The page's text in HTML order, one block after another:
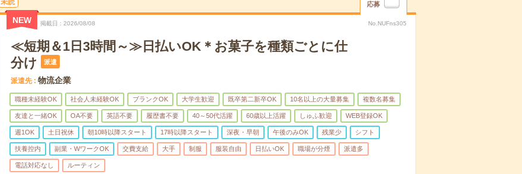
未読
応募
NEW 掲載日 2026/08/08 No.NUFns305
≪短期＆1日3時間～≫日払いOK＊お菓子を種類ごとに仕
分け
派遣
派遣先 物流企業
職種未経験OK 社会人未経験OK ブランクOK 大学生歓迎 既卒第二新卒OK 10名以上の大量募集 複数名募集
友達と一緒OK OA不要 英語不要 履歴書不要 40～50代活躍 60歳以上活躍 しゅふ歓迎 WEB登録OK
週1OK 土日祝休 朝10時以降スタート 17時以降スタート 深夜・早朝 午後のみOK 残業少 シフト
扶養控内 副業・WワークOK 交費支給 大手 制服 服装自由 日払いOK 職場が分煙 派遣多
電話対応なし ルーティン